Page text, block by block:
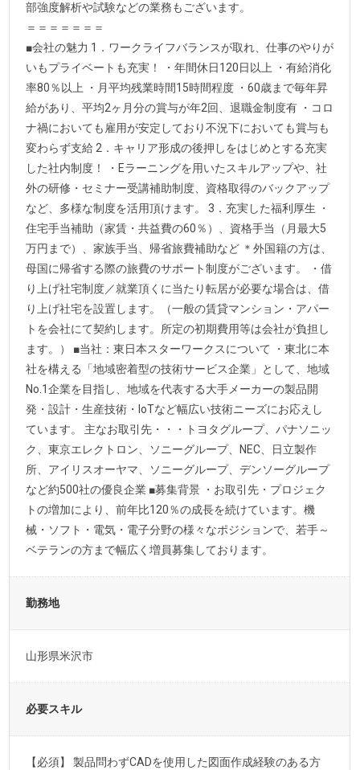
部強度解析や試験などの業務もございます。
＝＝＝＝＝＝＝
■会社の魅力 1．ワークライフバランスが取れ、仕事のやりが
いもプライベートも充実！ ・年間休日120日以上 ・有給消化
率80％以上 ・月平均残業時間15時間程度 ・60歳まで毎年昇
給があり、平均2ヶ月分の賞与が年2回、退職金制度有 ・コロ
ナ禍においても雇用が安定しており不況下においても賞与も
変わらず支給 2．キャリア形成の後押しをはじめとする充実
した社内制度！ ・Eラーニングを用いたスキルアップや、社
外の研修・セミナー受講補助制度、資格取得のバックアップ
など、多様な制度を活用頂けます。 3．充実した福利厚生 ・
住宅手当補助（家賃・共益費の60％）、資格手当（月最大5
万円まで）、家族手当、帰省旅費補助など ＊外国籍の方は、
母国に帰省する際の旅費のサポート制度がございます。 ・借
り上げ社宅制度／就業頂くに当たり転居が必要な場合は、借
り上げ社宅を設置します。（一般の賃貸マンション・アパー
トを会社にて契約します。所定の初期費用等は会社が負担し
ます。） ■当社：東日本スターワークスについて ・東北に本
社を構える「地域密着型の技術サービス企業」として、地域
No.1企業を目指し、地域を代表する大手メーカーの製品開
発・設計・生産技術・IoTなど幅広い技術ニーズにお応えし
ています。 主なお取引先・・・トヨタグループ、パナソニッ
ク、東京エレクトロン、ソニーグループ、NEC、日立製作
所、アイリスオーヤマ、ソニーグループ、デンソーグループ
など約500社の優良企業 ■募集背景 ・お取引先・プロジェク
トの増加により、前年比120％の成長を続けています。機
械・ソフト・電気・電子分野の様々なポジションで、若手～
ベテランの方まで幅広く増員募集しております。
勤務地
山形県米沢市
必要スキル
【必須】 製品問わずCADを使用した図面作成経験のある方